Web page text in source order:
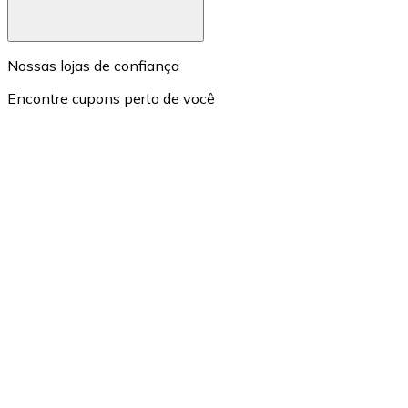
Nossas lojas de confiança
Encontre cupons perto de você